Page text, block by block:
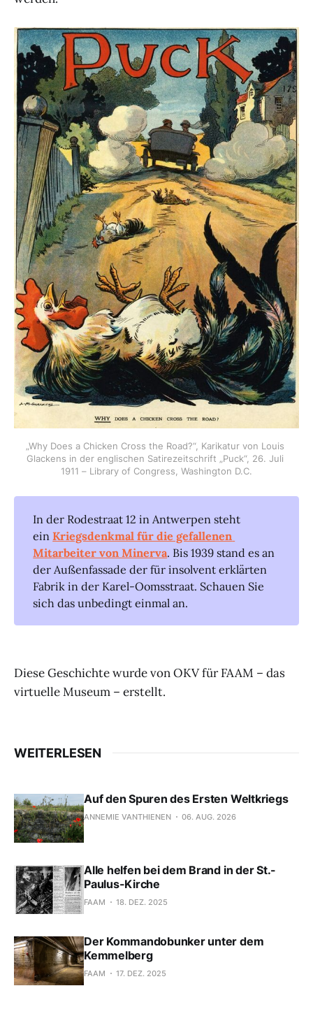
„Why Does a Chicken Cross the Road?“, Karikatur von Louis
Glackens in der englischen Satirezeitschrift „Puck“, 26. Juli
1911 – Library of Congress, Washington D.C.
In der Rodestraat 12 in Antwerpen steht
einKriegsdenkmal für die gefallenen
Mitarbeiter von Minerva. Bis 1939 stand es an
der Außenfassade der für insolvent erklärten
Fabrik in der Karel-Oomsstraat. Schauen Sie
sich das unbedingt einmal an.
Diese Geschichte wurde von OKV für FAAM – das
virtuelle Museum – erstellt.
WEITERLESEN
Auf den Spuren des Ersten Weltkriegs
ANNEMIE VANTHIENEN 06. AUG. 2026
Alle helfen bei dem Brand in der St.-
Paulus-Kirche
FAAM 18. DEZ. 2025
Der Kommandobunker unter dem
Kemmelberg
FAAM 17. DEZ. 2025